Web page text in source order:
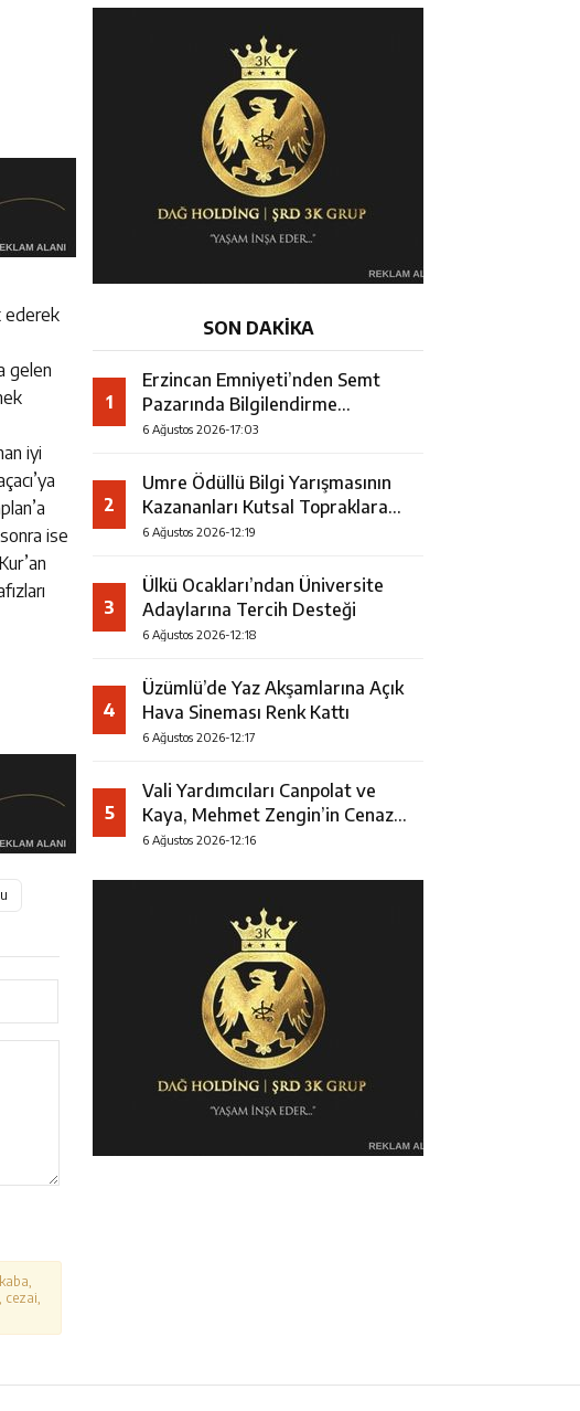
ederek
gelen
iyi
ise
Erzincan’da Kur’an
Kursu Öğrencileriyle
SON DAKİKA
1
Erzincan Emniyeti’nden Semt
Pazarında Bilgilendirme
Faaliyeti
6 Ağustos 2026-17:03
2
Umre Ödüllü Bilgi Yarışmasının
Kazananları Kutsal Topraklara
Uğurlandı
6 Ağustos 2026-12:19
3
Ülkü Ocakları’ndan Üniversite
Adaylarına Tercih Desteği
6 Ağustos 2026-12:18
4
Üzümlü’de Yaz Akşamlarına Açık
Hava Sineması Renk Kattı
6 Ağustos 2026-12:17
5
Vali Yardımcıları Canpolat ve
Kaya, Mehmet Zengin’in Cenaze
Törenine Katıldı
6 Ağustos 2026-12:16